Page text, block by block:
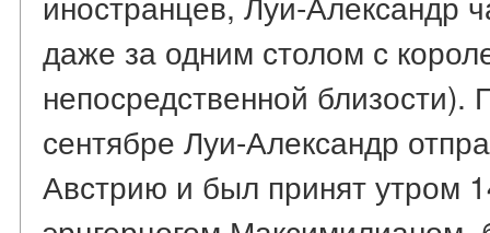
даже за одним столом с
непосредственной
сентябре Луи-Александр
Австрию и был принят утром